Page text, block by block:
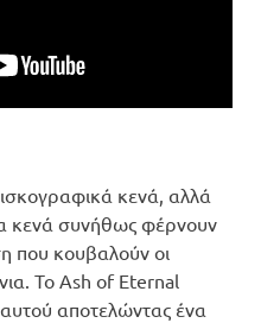
κενά, αλλά
κενά συνήθως φέρνουν
που κουβαλούν οι
Το Ash of Eternal
αποτελώντας ένα